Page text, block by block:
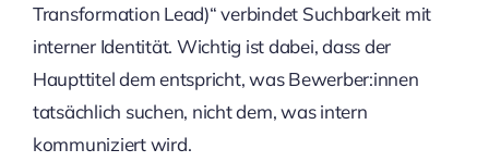
Transformation Lead)“ verbindet Suchbarkeit mit
interner Identität. Wichtig ist dabei, dass der
Haupttitel dem entspricht, was Bewerber:innen
tatsächlich suchen, nicht dem, was intern
kommuniziert wird.